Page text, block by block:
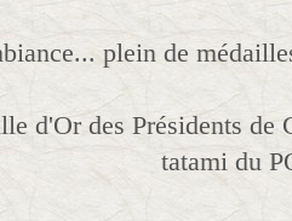
plein de
d'Or des Présidents
tatami du